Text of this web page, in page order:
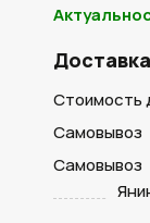
Доставка
Стоимость
Самовывоз
Самовывоз